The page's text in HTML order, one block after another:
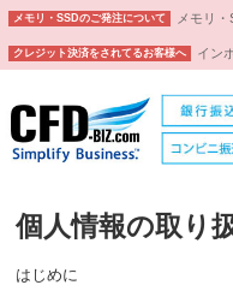
メモリ・SSDのご発注について メモリ
クレジット決済をされてるお客様へ イン
個人情報の取り
はじめに